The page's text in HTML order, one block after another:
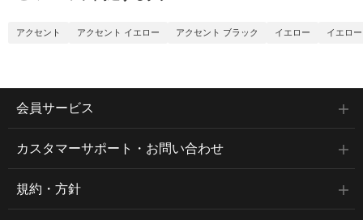
アクセント アクセント イエロー アクセント ブラック イエロー イエロ
会員サービス
カスタマーサポート・お問い合わせ
規約・方針